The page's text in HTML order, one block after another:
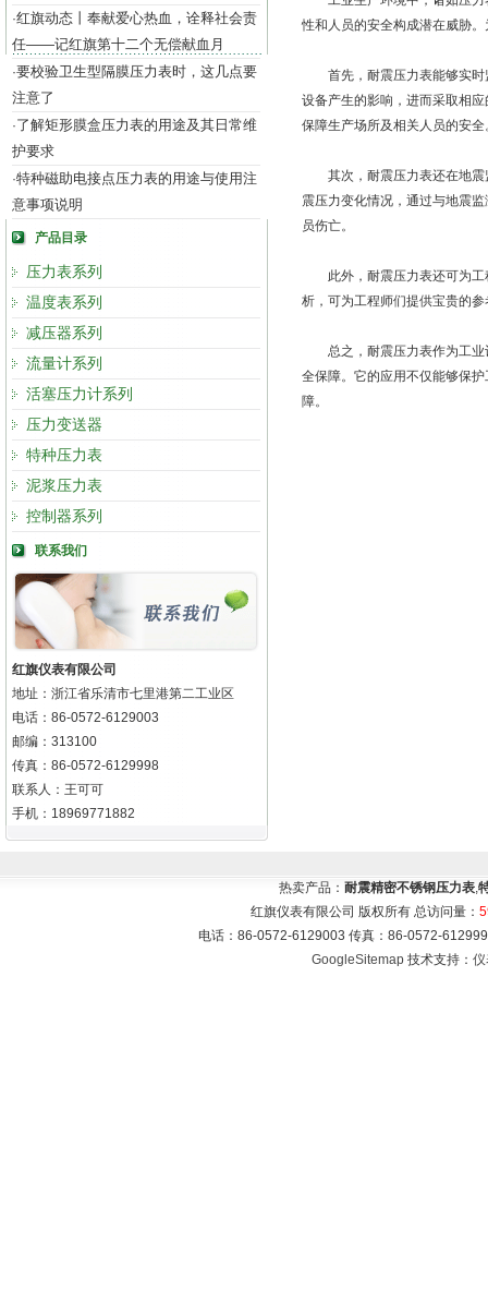
·红旗动态丨奉献爱心热血，诠释社会责
任——记红旗第十二个无偿献血月
·要校验卫生型隔膜压力表时，这几点要
注意了
·了解矩形膜盒压力表的用途及其日常维
护要求
·特种磁助电接点压力表的用途与使用注
意事项说明
产品目录
压力表系列
温度表系列
减压器系列
流量计系列
活塞压力计系列
压力变送器
特种压力表
泥浆压力表
控制器系列
联系我们
红旗仪表有限公司
地址：浙江省乐清市七里港第二工业区
电话：86-0572-6129003
邮编：313100
传真：86-0572-6129998
联系人：王可可
手机：18969771882
性和人员的安全构成潜在威胁
首先，耐震压力表能够实时
设备产生的影响，进而采取相
保障生产场所及相关人员的安全
其次，耐震压力表还在地震
震压力变化情况，通过与地震
员伤亡。
此外，耐震压力表还可为工
析，可为工程师们提供宝贵的
总之，耐震压力表作为工业
全保障。它的应用不仅能够保
障。
热卖产品： 耐震精密不锈钢压力表,
红旗仪表有限公司 版权所有 总访问量：
电话：86-0572-6129003 传真：86-0572-
GoogleSitemap技术支持： 仪